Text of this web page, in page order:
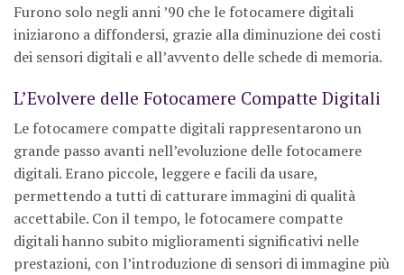
Furono solo negli anni ’90 che le fotocamere digitali
iniziarono a diffondersi, grazie alla diminuzione dei costi
dei sensori digitali e all’avvento delle schede di memoria.
L’Evolvere delle Fotocamere Compatte Digitali
Le fotocamere compatte digitali rappresentarono un
grande passo avanti nell’evoluzione delle fotocamere
digitali. Erano piccole, leggere e facili da usare,
permettendo a tutti di catturare immagini di qualità
accettabile. Con il tempo, le fotocamere compatte
digitali hanno subito miglioramenti significativi nelle
prestazioni, con l’introduzione di sensori di immagine più